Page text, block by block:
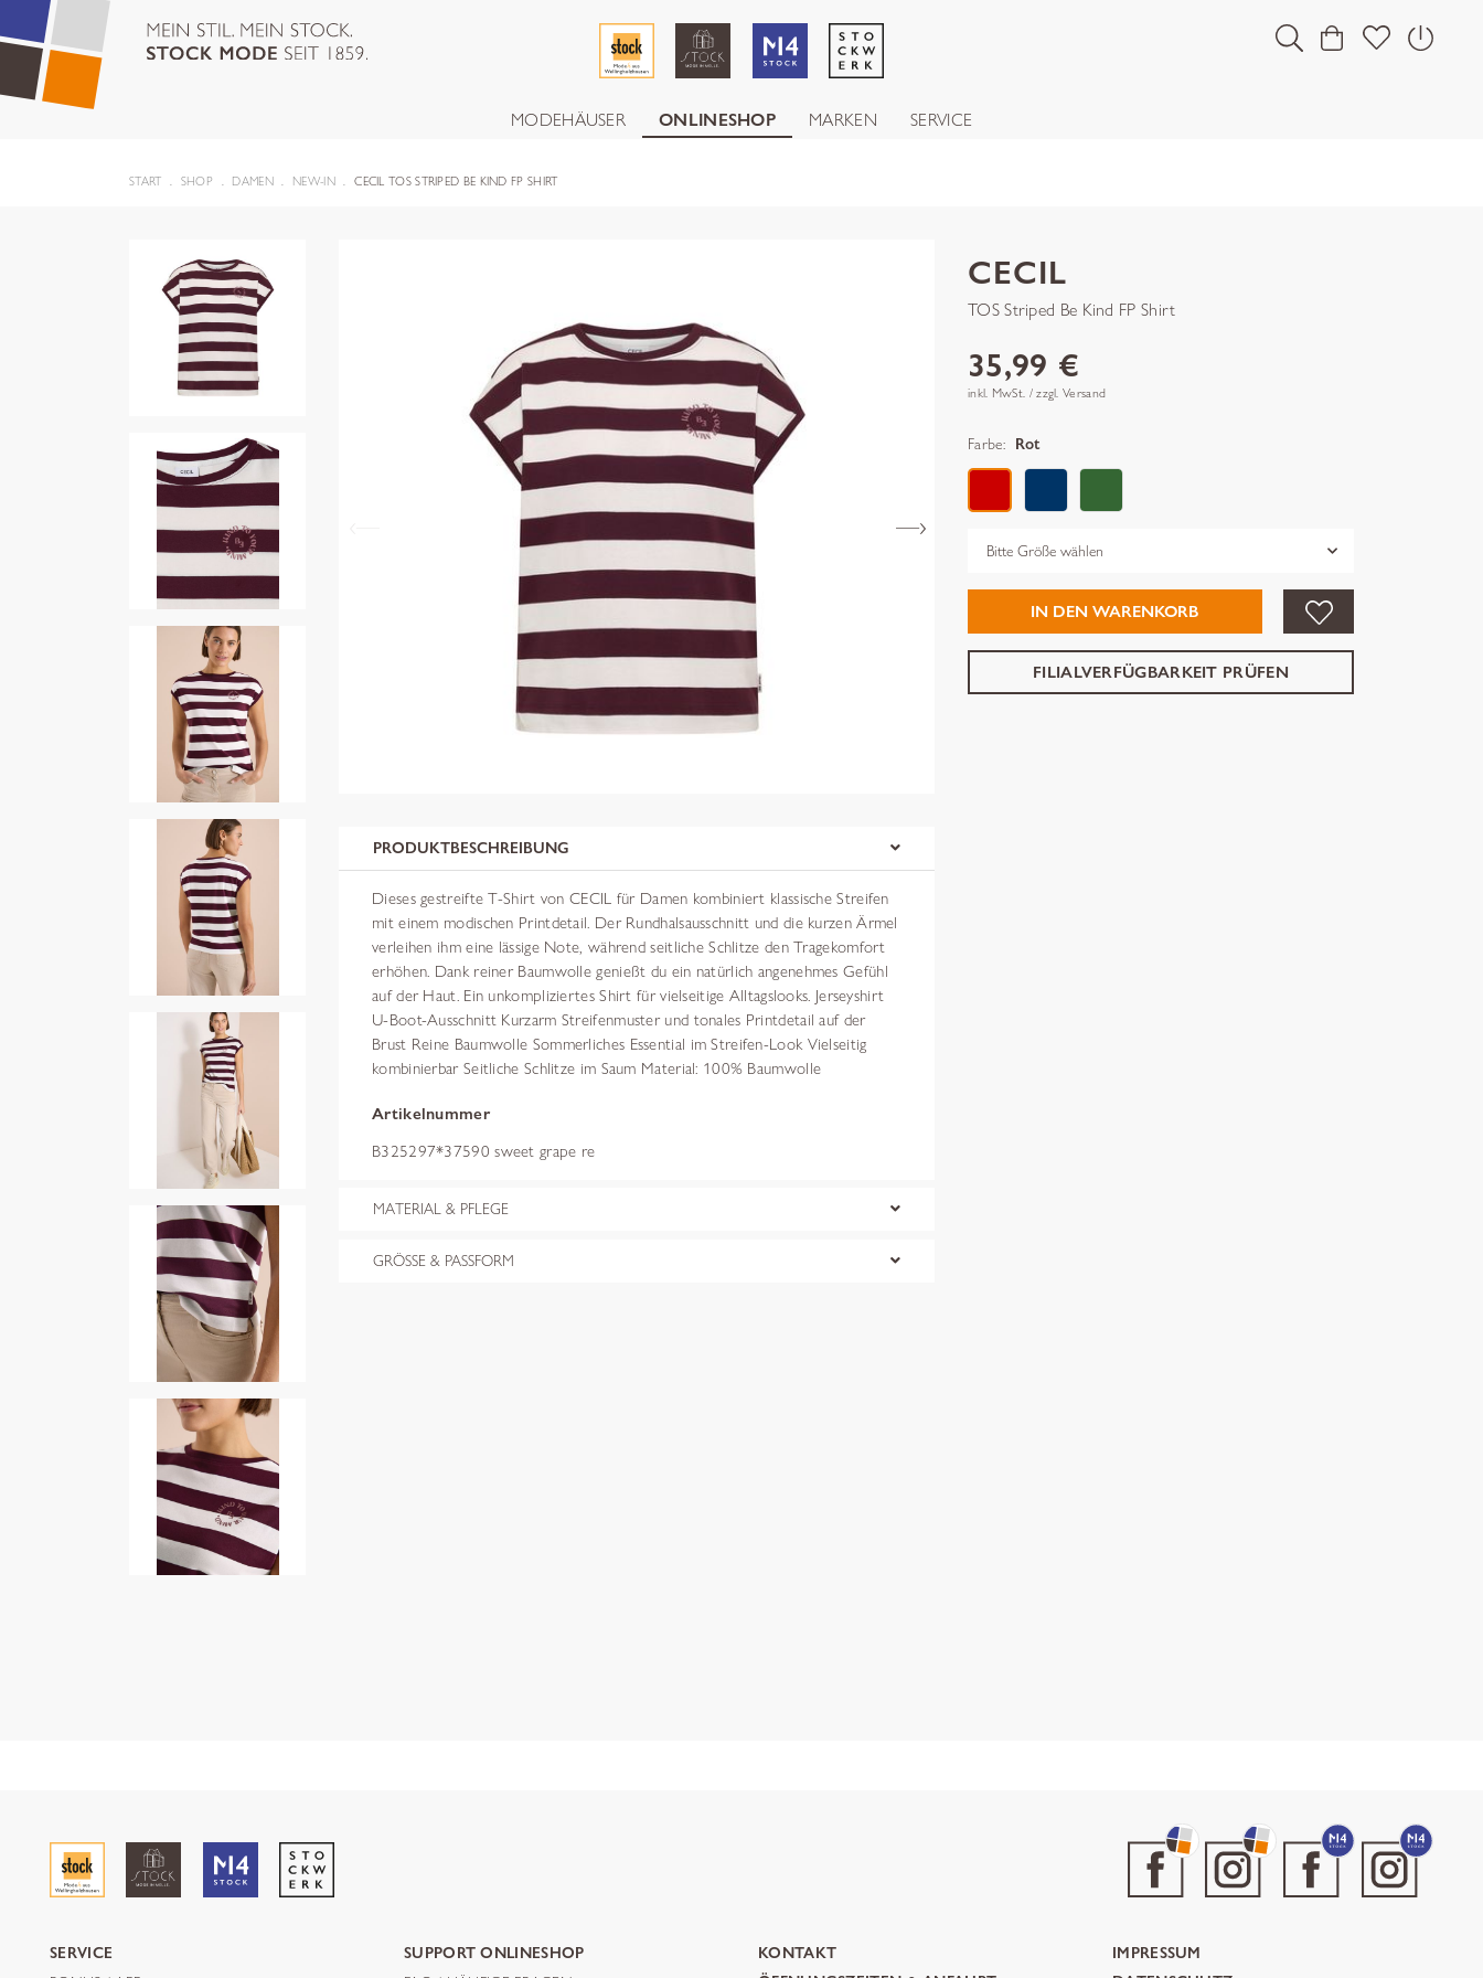
MODEHÄUSER ONLINESHOP MARKEN SERVICE
START SHOP DAMEN NEW-IN CECIL TOS STRIPED BE KIND FP SHIRT
PRODUKTBESCHREIBUNG
Dieses gestreifte T-Shirt von CECIL für Damen kombiniert klassische Streifen
mit einem modischen Printdetail. Der Rundhalsausschnitt und die kurzen Ärmel
verleihen ihm eine lässige Note, während seitliche Schlitze den Tragekomfort
erhöhen. Dank reiner Baumwolle genießt du ein natürlich angenehmes Gefühl
auf der Haut. Ein unkompliziertes Shirt für vielseitige Alltagslooks. Jerseyshirt
U-Boot-Ausschnitt Kurzarm Streifenmuster und tonales Printdetail auf der
Brust Reine Baumwolle Sommerliches Essential im Streifen-Look Vielseitig
kombinierbar Seitliche Schlitze im Saum Material: 100% Baumwolle
Artikelnummer
B325297*37590 sweet grape re
MATERIAL & PFLEGE
GRÖSSE & PASSFORM
CECIL
TOS Striped Be Kind FP Shirt
35,99 €
inkl. MwSt. / zzgl. Versand
Farbe: Rot
Grösse
IN DEN WARENKORB
FILIALVERFÜGBARKEIT PRÜFEN
SERVICE SUPPORT ONLINESHOP
KONTAKT
IMPRESSUM